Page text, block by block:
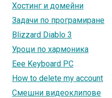
Хостинг и домейни
Задачи по програмиране
Blizzard Diablo 3
Уроци по хармоника
Eee Keyboard PC
How to delete my account
Смешни видеоклипове